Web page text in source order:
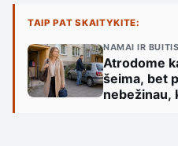
TAIP PAT SKAITYKITE:
NAMAI IR BUITIS
Atrodome
šeima, bet
nebežinau,